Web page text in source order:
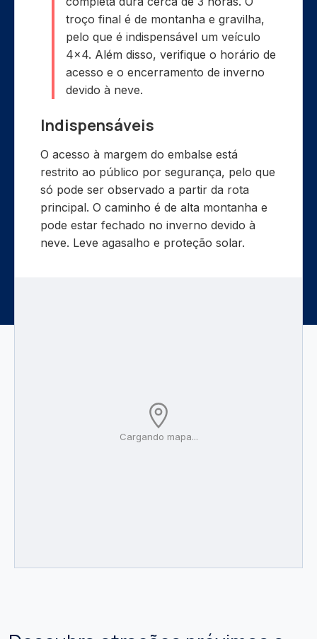
Cargando mapa...
troço final é de montanha e gravilha,
pelo que é indispensável um veículo
4×4. Além disso, verifique o horário de
acesso e o encerramento de inverno
devido à neve.
Indispensáveis
O acesso à margem do embalse está
restrito ao público por segurança, pelo que
só pode ser observado a partir da rota
principal. O caminho é de alta montanha e
pode estar fechado no inverno devido à
neve. Leve agasalho e proteção solar.